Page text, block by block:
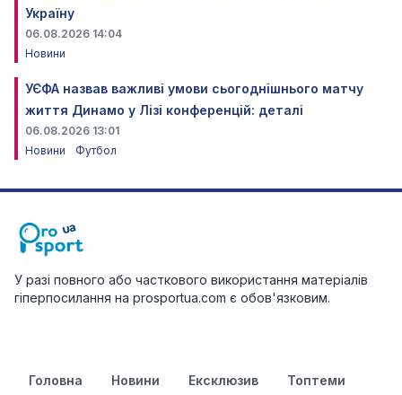
Україну
06.08.2026 14:04
Новини
УЄФА назвав важливі умови сьогоднішнього матчу
життя Динамо у Лізі конференцій: деталі
06.08.2026 13:01
Новини
Футбол
У разі повного або часткового використання матеріалів
гіперпосилання на prosportua.com є обов'язковим.
Головна Новини Ексклюзив Топтеми